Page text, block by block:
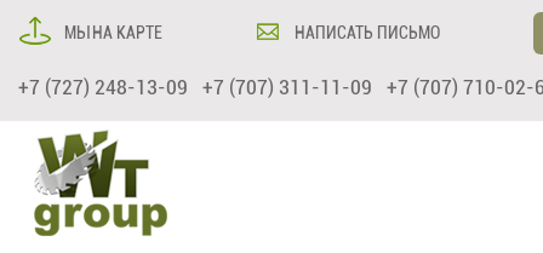
МЫ НА КАРТЕ НАПИСАТЬ ПИСЬМО
+7 (727) 248-13-09 +7 (707) 311-11-09 +7 (707) 710-02-